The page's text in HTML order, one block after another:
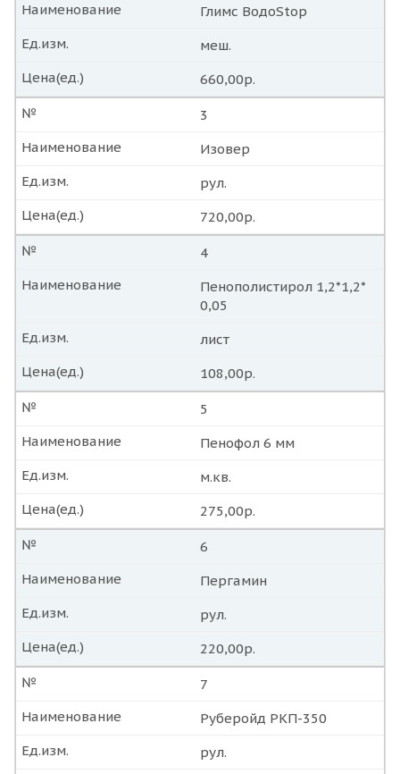
Глимс ВодоStop
Наименование
меш.
Ед.изм.
660,00р.
Цена(ед.)
3
№
Изовер
Наименование
рул.
Ед.изм.
720,00р.
Цена(ед.)
4
№
Пенополистирол 1,2*1,2*
0,05
Наименование
лист
Ед.изм.
108,00р.
Цена(ед.)
5
№
Пенофол 6 мм
Наименование
м.кв.
Ед.изм.
275,00р.
Цена(ед.)
6
№
Пергамин
Наименование
рул.
Ед.изм.
220,00р.
Цена(ед.)
7
№
Руберойд РКП-350
Наименование
рул.
Ед.изм.